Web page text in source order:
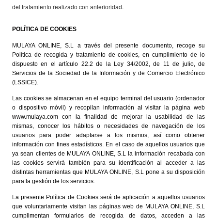
del tratamiento realizado con anterioridad.
POLÍTICA DE COOKIES
MULAYA ONLINE, S.L a través del presente documento, recoge su
Política de recogida y tratamiento de cookies, en cumplimiento de lo
dispuesto en el artículo 22.2 de la Ley 34/2002, de 11 de julio, de
Servicios de la Sociedad de la Información y de Comercio Electrónico
(LSSICE).
Las cookies se almacenan en el equipo terminal del usuario (ordenador
o dispositivo móvil) y recopilan información al visitar la página web
www.mulaya.com con la finalidad de mejorar la usabilidad de las
mismas, conocer los hábitos o necesidades de navegación de los
usuarios para poder adaptarse a los mismos, así como obtener
información con fines estadísticos. En el caso de aquellos usuarios que
ya sean clientes de MULAYA ONLINE, S.L la información recabada con
las cookies servirá también para su identificación al acceder a las
distintas herramientas que MULAYA ONLINE, S.L pone a su disposición
para la gestión de los servicios.
La presente Política de Cookies será de aplicación a aquellos usuarios
que voluntariamente visitan las páginas web de MULAYA ONLINE, S.L
cumplimentan formularios de recogida de datos, acceden a las